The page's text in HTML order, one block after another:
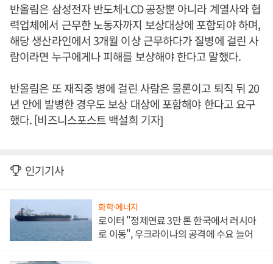
반올림은 삼성전자 반도체·LCD 공장뿐 아니라 계열사와 협
력업체에서 근무한 노동자까지 보상대상에 포함되야 하며,
해당 생산라인에서 3개월 이상 근무하다가 질병에 걸린 사
람이라면 누구에게나 피해를 보상해야 한다고 말했다.
반올림은 또 재직중 병에 걸린 사람은 물론이고 퇴직 뒤 20
년 안에 발병한 경우도 보상 대상에 포함해야 한다고 요구
했다. [비즈니스포스트 백설희 기자]
인기기사
화학·에너지
로이터 "정제연료 3만 톤 한국에서 러시아
로 이동", 우크라이나의 공격에 수요 늘어